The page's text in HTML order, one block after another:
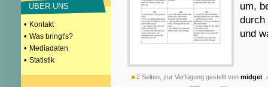
ÜBER UNS
• Kontakt
• Was bringt's?
• Mediadaten
• Statistik
um,
durch
und
2 Seiten, zur Verfügung gestellt von midget